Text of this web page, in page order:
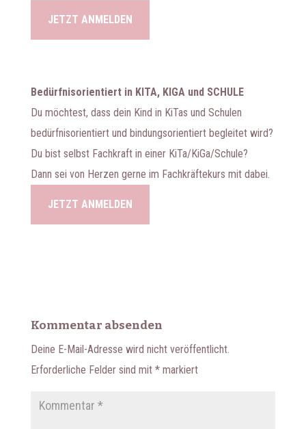
JETZT ANMELDEN
Bedürfnisorientiert in KITA, KIGA und SCHULE
Du möchtest, dass dein Kind in KiTas und Schulen
bedürfnisorientiert und bindungsorientiert begleitet wird?
Du bist selbst Fachkraft in einer KiTa/KiGa/Schule?
Dann sei von Herzen gerne im Fachkräftekurs mit dabei.
JETZT ANMELDEN
Kommentar absenden
Deine E-Mail-Adresse wird nicht veröffentlicht.
Erforderliche Felder sind mit *markiert